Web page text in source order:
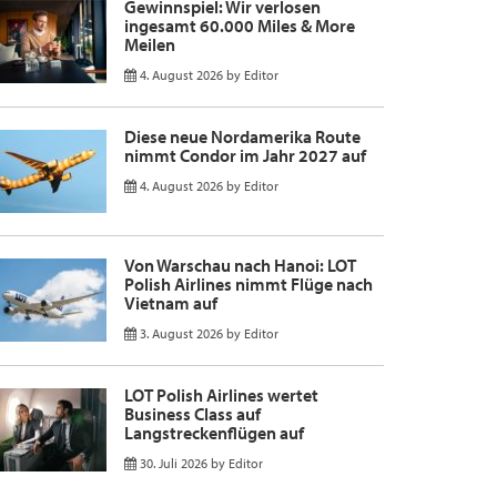
Gewinnspiel: Wir verlosen
ingesamt 60.000 Miles & More
Meilen
4. August 2026 by Editor
Diese neue Nordamerika Route
nimmt Condor im Jahr 2027 auf
4. August 2026 by Editor
Von Warschau nach Hanoi: LOT
Polish Airlines nimmt Flüge nach
Vietnam auf
3. August 2026 by Editor
LOT Polish Airlines wertet
Business Class auf
Langstreckenflügen auf
30. Juli 2026 by Editor